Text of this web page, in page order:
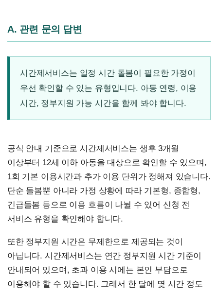
A. 관련 문의 답변
시간제서비스는 일정 시간 돌봄이 필요한 가정이
우선 확인할 수 있는 유형입니다. 아동 연령, 이용
시간, 정부지원 가능 시간을 함께 봐야 합니다.
공식 안내 기준으로 시간제서비스는 생후 3개월
이상부터 12세 이하 아동을 대상으로 확인할 수 있으며,
1회 기본 이용시간과 추가 이용 단위가 정해져 있습니다.
단순 돌봄뿐 아니라 가정 상황에 따라 기본형, 종합형,
긴급돌봄 등으로 이용 흐름이 나뉠 수 있어 신청 전
서비스 유형을 확인해야 합니다.
또한 정부지원 시간은 무제한으로 제공되는 것이
아닙니다. 시간제서비스는 연간 정부지원 시간 기준이
안내되어 있으며, 초과 이용 시에는 본인 부담으로
이용해야 할 수 있습니다. 그래서 한 달에 몇 시간 정도